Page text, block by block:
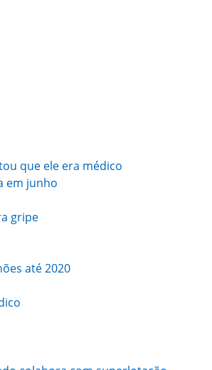
que ele era médico
em junho
gripe
até 2020